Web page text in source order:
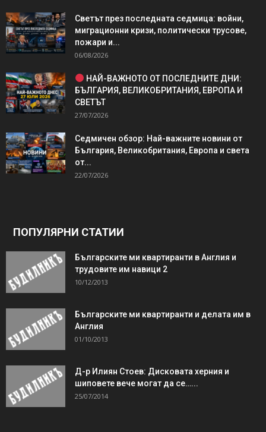
Светът през последната седмица: войни,
миграционни кризи, политически трусове,
пожари и...
06/08/2026
НАЙ-ВАЖНОТО ОТ ПОСЛЕДНИТЕ ДНИ:
БЪЛГАРИЯ, ВЕЛИКОБРИТАНИЯ, ЕВРОПА И
СВЕТЪТ
27/07/2026
Седмичен обзор: Най-важните новини от
България, Великобритания, Европа и света
от...
22/07/2026
ПОПУЛЯРНИ СТАТИИ
Българските ми квартиранти в Англия и
трудовите им навици 2
10/12/2013
Българските ми квартиранти и делата им в
Англия
01/10/2013
Д-р Илиян Стоев: Дисковата херния и
шиповете вече могат да се…...
25/07/2014